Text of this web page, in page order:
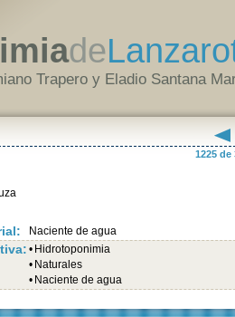
de
Trapero y Eladio Santana
1225 de
Naciente de agua
• Hidrotoponimia
• Naturales
• Naciente de agua